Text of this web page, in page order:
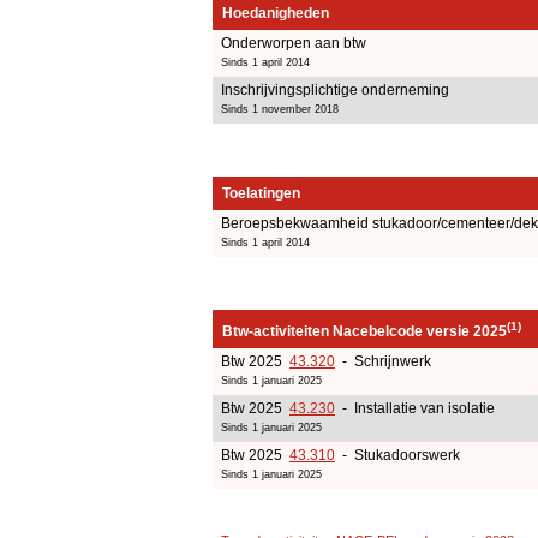
Hoedanigheden
Onderworpen aan btw
Sinds 1 april 2014
Inschrijvingsplichtige onderneming
Sinds 1 november 2018
Toelatingen
Beroepsbekwaamheid stukadoor/cementeer/
Sinds 1 april 2014
Btw-activiteiten Nacebelcode versie 2025(1)
Btw 2025 43.320 - Schrijnwerk
Sinds 1 januari 2025
Btw 2025 43.230 - Installatie van isolatie
Sinds 1 januari 2025
Btw 2025 43.310 - Stukadoorswerk
Sinds 1 januari 2025